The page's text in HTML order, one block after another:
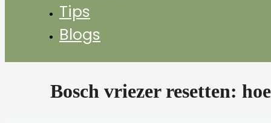
Tips
Blogs
Bosch vriezer resetten: